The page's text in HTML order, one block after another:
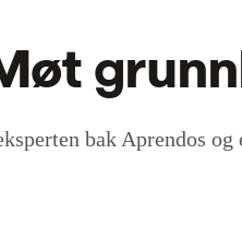
bak Aprendos